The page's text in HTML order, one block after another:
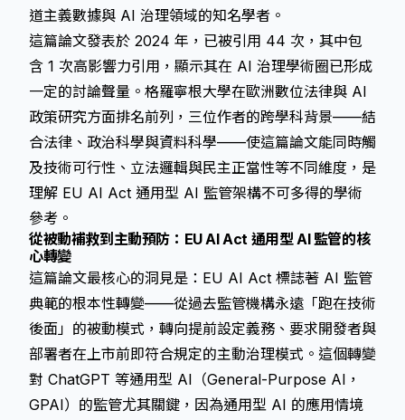
道主義數據與 AI 治理領域的知名學者。
這篇論文發表於 2024 年，已被引用 44 次，其中包
含 1 次高影響力引用，顯示其在 AI 治理學術圈已形成
一定的討論聲量。格羅寧根大學在歐洲數位法律與 AI
政策研究方面排名前列，三位作者的跨學科背景——結
合法律、政治科學與資料科學——使這篇論文能同時觸
及技術可行性、立法邏輯與民主正當性等不同維度，是
理解 EU AI Act 通用型 AI 監管架構不可多得的學術
參考。
從被動補救到主動預防：EU AI Act 通用型 AI 監管的核
心轉變
這篇論文最核心的洞見是：EU AI Act 標誌著 AI 監管
典範的根本性轉變——從過去監管機構永遠「跑在技術
後面」的被動模式，轉向提前設定義務、要求開發者與
部署者在上市前即符合規定的主動治理模式。這個轉變
對 ChatGPT 等通用型 AI（General-Purpose AI，
GPAI）的監管尤其關鍵，因為通用型 AI 的應用情境